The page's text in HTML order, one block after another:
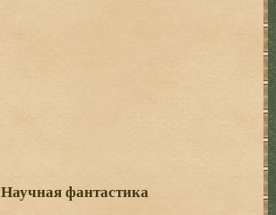
Научная фантастика